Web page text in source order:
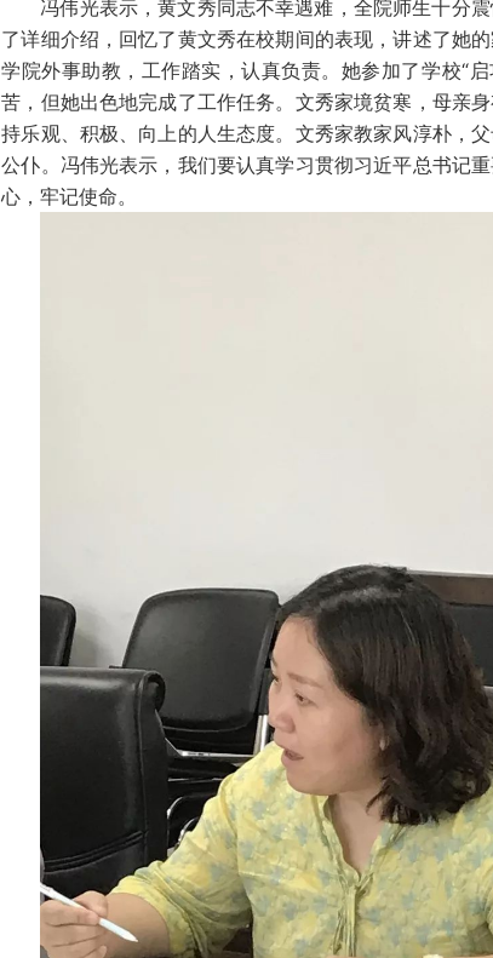
冯伟光表示，黄文秀同志不幸遇难，全院师生十分
了详细介绍，回忆了黄文秀在校期间的表现，讲述了她
学院外事助教，工作踏实，认真负责。她参加了学校“
苦，但她出色地完成了工作任务。文秀家境贫寒，母亲
持乐观、积极、向上的人生态度。文秀家教家风淳朴，
公仆。冯伟光表示，我们要认真学习贯彻习近平总书记
心，牢记使命。